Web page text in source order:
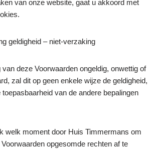
van onze website, gaat u akkoord met
geldigheid – niet-verzaking
van deze Voorwaarden ongeldig, onwettig of
zal dit op geen enkele wijze de geldigheid,
van de andere bepalingen
welk moment door Huis Timmermans om
opgesomde rechten af te